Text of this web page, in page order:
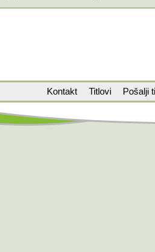
Kontakt Titlovi Pošalji